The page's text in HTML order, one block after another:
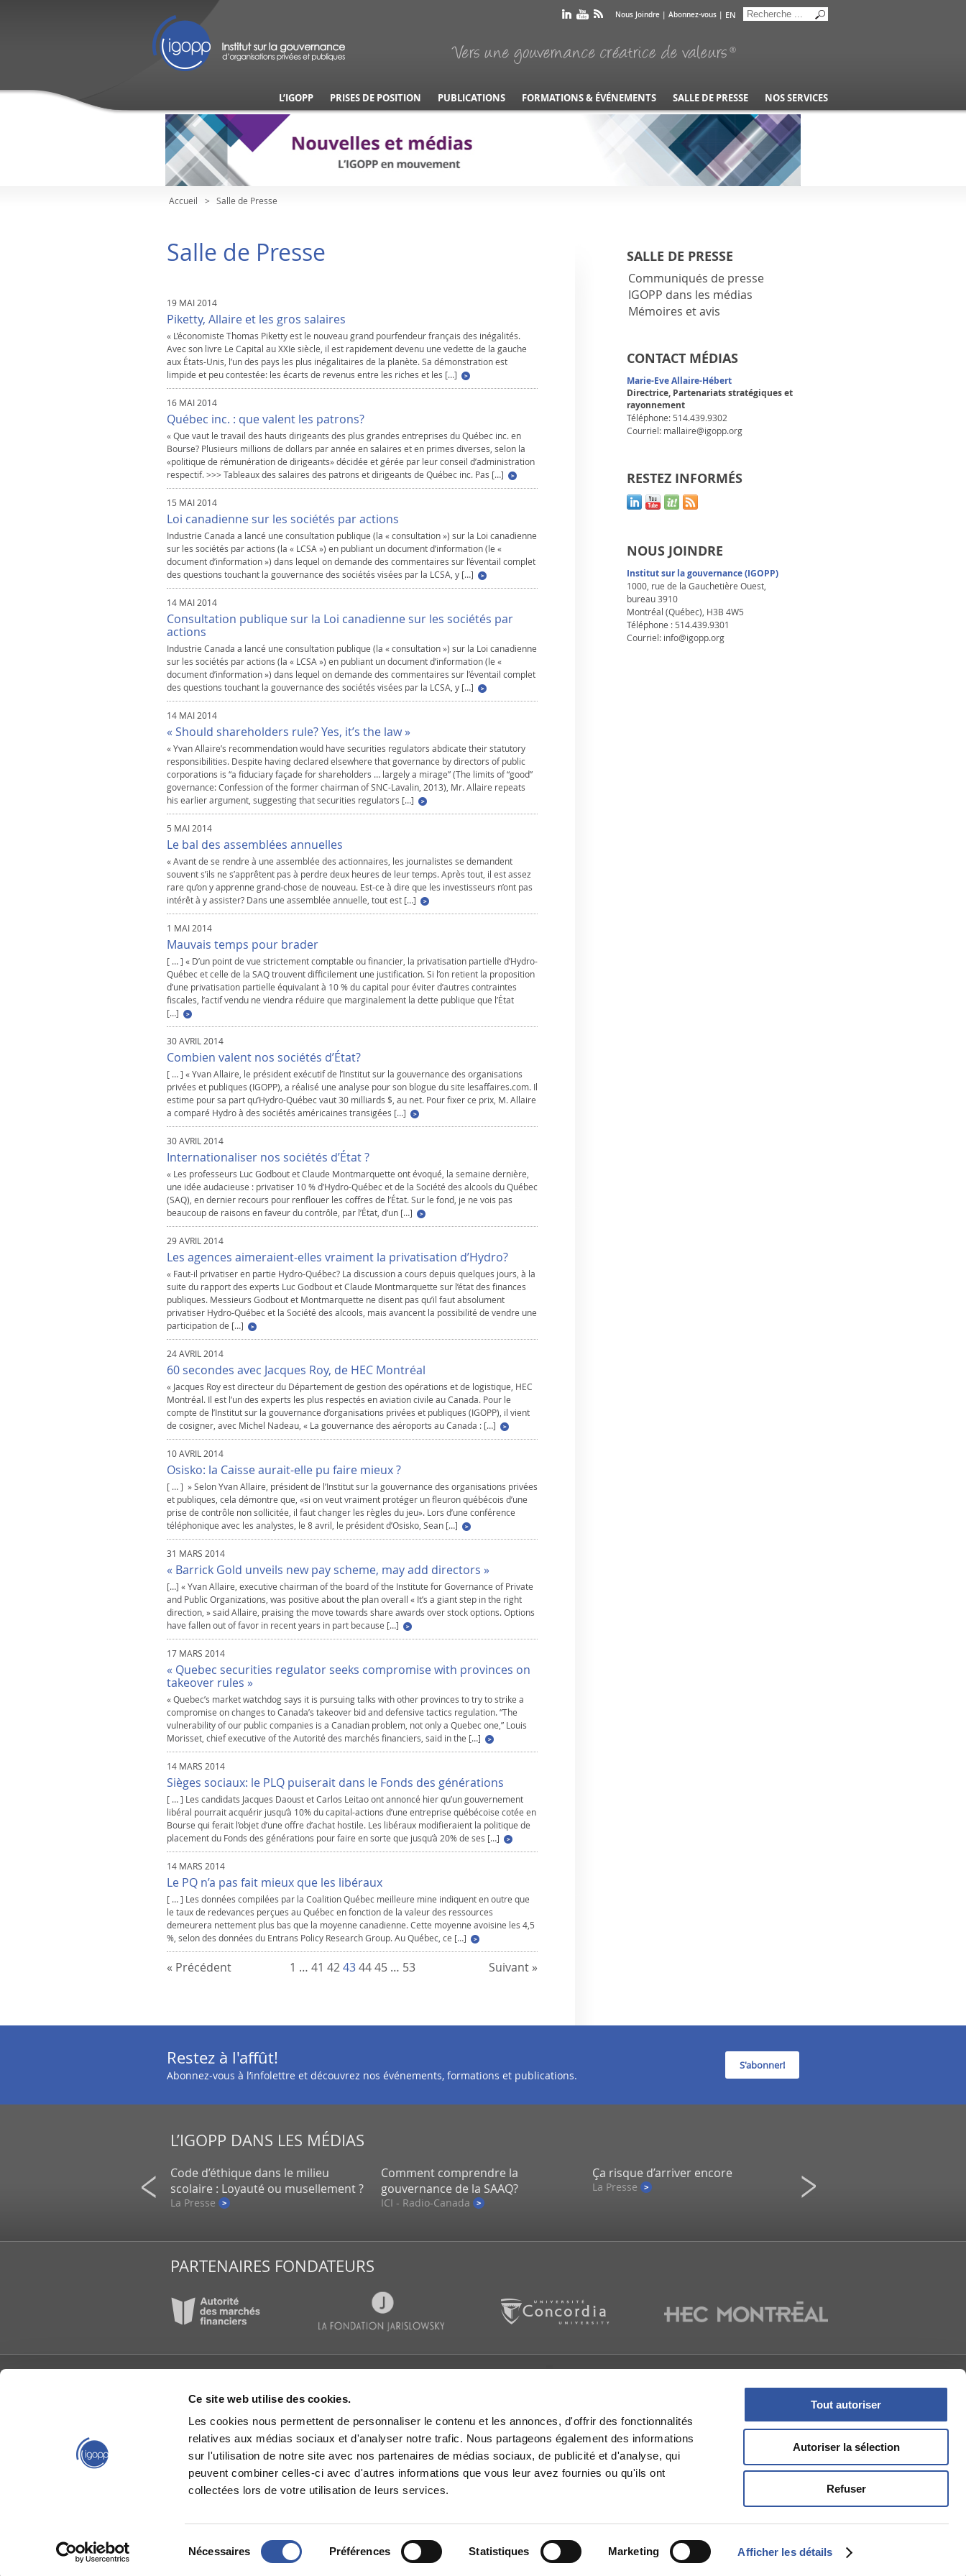
Ce site web utilise des cookies.
Les cookies nous permettent de personnaliser le contenu et les annonces, d'offrir des fonctionnalités
relatives aux médias sociaux et d'analyser notre trafic. Nous partageons également des informations
sur l'utilisation de notre site avec nos partenaires de médias sociaux, de publicité et d'analyse, qui
peuvent combiner celles-ci avec d'autres informations que vous leur avez fournies ou qu'ils ont
collectées lors de votre utilisation de leurs services.
Nécessaires Préférences Statistiques Marketing Afficher les détails
Tout autoriser
Autoriser la sélection
Refuser
Nous Joindre | Abonnez-vous | EN
L’IGOPP PRISES DE POSITION PUBLICATIONS FORMATIONS & ÉVÉNEMENTS SALLE DE PRESSE NOS SERVICES
Accueil Salle de Presse
Salle de Presse
19 MAI 2014
Piketty, Allaire et les gros salaires
« L’économiste Thomas Piketty est le nouveau grand pourfendeur français des inégalités.
Avec son livre Le Capital au XXIe siècle, il est rapidement devenu une vedette de la gauche
aux États-Unis, l’un des pays les plus inégalitaires de la planète. Sa démonstration est
limpide et peu contestée: les écarts de revenus entre les riches et les […]
16 MAI 2014
Québec inc. : que valent les patrons?
« Que vaut le travail des hauts dirigeants des plus grandes entreprises du Québec inc. en
Bourse? Plusieurs millions de dollars par année en salaires et en primes diverses, selon la
«politique de rémunération de dirigeants» décidée et gérée par leur conseil d’administration
respectif. >>> Tableaux des salaires des patrons et dirigeants de Québec inc. Pas […]
15 MAI 2014
Loi canadienne sur les sociétés par actions
Industrie Canada a lancé une consultation publique (la « consultation ») sur la Loi canadienne
sur les sociétés par actions (la « LCSA ») en publiant un document d’information (le «
document d’information ») dans lequel on demande des commentaires sur l’éventail complet
des questions touchant la gouvernance des sociétés visées par la LCSA, y […]
14 MAI 2014
Consultation publique sur la Loi canadienne sur les sociétés par
actions
Industrie Canada a lancé une consultation publique (la « consultation ») sur la Loi canadienne
sur les sociétés par actions (la « LCSA ») en publiant un document d’information (le «
document d’information ») dans lequel on demande des commentaires sur l’éventail complet
des questions touchant la gouvernance des sociétés visées par la LCSA, y […]
14 MAI 2014
« Should shareholders rule? Yes, it’s the law »
« Yvan Allaire’s recommendation would have securities regulators abdicate their statutory
responsibilities. Despite having declared elsewhere that governance by directors of public
corporations is “a fiduciary façade for shareholders … largely a mirage” (The limits of “good”
governance: Confession of the former chairman of SNC-Lavalin, 2013), Mr. Allaire repeats
his earlier argument, suggesting that securities regulators […]
5 MAI 2014
Le bal des assemblées annuelles
« Avant de se rendre à une assemblée des actionnaires, les journalistes se demandent
souvent s’ils ne s’apprêtent pas à perdre deux heures de leur temps. Après tout, il est assez
rare qu’on y apprenne grand-chose de nouveau. Est-ce à dire que les investisseurs n’ont pas
intérêt à y assister? Dans une assemblée annuelle, tout est […]
1 MAI 2014
Mauvais temps pour brader
[ … ] « D’un point de vue strictement comptable ou financier, la privatisation partielle d’Hydro-
Québec et celle de la SAQ trouvent difficilement une justification. Si l’on retient la proposition
d’une privatisation partielle équivalant à 10 % du capital pour éviter d’autres contraintes
fiscales, l’actif vendu ne viendra réduire que marginalement la dette publique que l’État
[…]
30 AVRIL 2014
Combien valent nos sociétés d’État?
[ … ] « Yvan Allaire, le président exécutif de l’Institut sur la gouvernance des organisations
privées et publiques (IGOPP), a réalisé une analyse pour son blogue du site lesaffaires.com. Il
estime pour sa part qu’Hydro-Québec vaut 30 milliards $, au net. Pour fixer ce prix, M. Allaire
a comparé Hydro à des sociétés américaines transigées […]
30 AVRIL 2014
Internationaliser nos sociétés d’État ?
« Les professeurs Luc Godbout et Claude Montmarquette ont évoqué, la semaine dernière,
une idée audacieuse : privatiser 10 % d’Hydro-Québec et de la Société des alcools du Québec
(SAQ), en dernier recours pour renflouer les coffres de l’État. Sur le fond, je ne vois pas
beaucoup de raisons en faveur du contrôle, par l’État, d’un […]
29 AVRIL 2014
Les agences aimeraient-elles vraiment la privatisation d’Hydro?
« Faut-il privatiser en partie Hydro-Québec? La discussion a cours depuis quelques jours, à la
suite du rapport des experts Luc Godbout et Claude Montmarquette sur l’état des finances
publiques. Messieurs Godbout et Montmarquette ne disent pas qu’il faut absolument
privatiser Hydro-Québec et la Société des alcools, mais avancent la possibilité de vendre une
participation de […]
24 AVRIL 2014
60 secondes avec Jacques Roy, de HEC Montréal
« Jacques Roy est directeur du Département de gestion des opérations et de logistique, HEC
Montréal. Il est l’un des experts les plus respectés en aviation civile au Canada. Pour le
compte de l’Institut sur la gouvernance d’organisations privées et publiques (IGOPP), il vient
de cosigner, avec Michel Nadeau, « La gouvernance des aéroports au Canada : […]
10 AVRIL 2014
Osisko: la Caisse aurait-elle pu faire mieux ?
[ … ] » Selon Yvan Allaire, président de l’Institut sur la gouvernance des organisations privées
et publiques, cela démontre que, «si on veut vraiment protéger un fleuron québécois d’une
prise de contrôle non sollicitée, il faut changer les règles du jeu». Lors d’une conférence
téléphonique avec les analystes, le 8 avril, le président d’Osisko, Sean […]
31 MARS 2014
« Barrick Gold unveils new pay scheme, may add directors »
[…] « Yvan Allaire, executive chairman of the board of the Institute for Governance of Private
and Public Organizations, was positive about the plan overall « It’s a giant step in the right
direction, » said Allaire, praising the move towards share awards over stock options. Options
have fallen out of favor in recent years in part because […]
17 MARS 2014
« Quebec securities regulator seeks compromise with provinces on
takeover rules »
« Quebec’s market watchdog says it is pursuing talks with other provinces to try to strike a
compromise on changes to Canada’s takeover bid and defensive tactics regulation. “The
vulnerability of our public companies is a Canadian problem, not only a Quebec one,” Louis
Morisset, chief executive of the Autorité des marchés financiers, said in the […]
14 MARS 2014
Sièges sociaux: le PLQ puiserait dans le Fonds des générations
[ … ] Les candidats Jacques Daoust et Carlos Leitao ont annoncé hier qu’un gouvernement
libéral pourrait acquérir jusqu’à 10% du capital-actions d’une entreprise québécoise cotée en
Bourse qui ferait l’objet d’une offre d’achat hostile. Les libéraux modifieraient la politique de
placement du Fonds des générations pour faire en sorte que jusqu’à 20% de ses […]
14 MARS 2014
Le PQ n’a pas fait mieux que les libéraux
[ … ] Les données compilées par la Coalition Québec meilleure mine indiquent en outre que
le taux de redevances perçues au Québec en fonction de la valeur des ressources
demeurera nettement plus bas que la moyenne canadienne. Cette moyenne avoisine les 4,5
%, selon des données du Entrans Policy Research Group. Au Québec, ce […]
« Précédent 1 … 41 42 43 44 45 … 53 Suivant »
SALLE DE PRESSE
Communiqués de presse
IGOPP dans les médias
Mémoires et avis
CONTACT MÉDIAS
Marie-Eve Allaire-Hébert
Directrice, Partenariats stratégiques et
rayonnement
Téléphone: 514.439.9302
Courriel: mallaire@igopp.org
RESTEZ INFORMÉS
NOUS JOINDRE
Institut sur la gouvernance (IGOPP)
1000, rue de la Gauchetière Ouest,
bureau 3910
Montréal (Québec), H3B 4W5
Téléphone : 514.439.9301
Courriel: info@igopp.org
Restez à l'affût!
Abonnez-vous à l’infolettre et découvrez nos événements, formations et publications.
S'abonner!
L’IGOPP DANS LES MÉDIAS
gros placement de la CDPQ
Code d’éthique dans le milieu
scolaire : Loyauté ou musellement ?
La Presse
Comment comprendre la
gouvernance de la SAAQ?
ICI - Radio-Canada
Ça risque d’arriver encore
La Presse
Infidélité à un spectacle de
Une démission inévitable ?
PARTENAIRES FONDATEURS
Conseil d’administration
Équipe de l'IGOPP
Gouvernance créatrice
Groupes de travail
La gouvernance en bref
Partenaires
Toward Value-Creating
Études et rapports de
recherche
Groupes de travail
IGOPP dans les médias
Livres
Mémoires et avis
IGOPP dans les médias
Mémoires et avis